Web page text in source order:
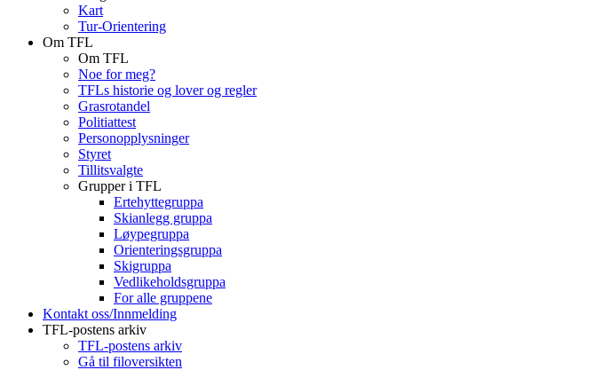
Kart
Tur-Orientering
Om TFL
Om TFL
Noe for meg?
TFLs historie og lover og regler
Grasrotandel
Politiattest
Personopplysninger
Styret
Tillitsvalgte
Grupper i TFL
Ertehyttegruppa
Skianlegg gruppa
Løypegruppa
Orienteringsgruppa
Skigruppa
Vedlikeholdsgruppa
For alle gruppene
Kontakt oss/Innmelding
TFL-postens arkiv
TFL-postens arkiv
Gå til filoversikten